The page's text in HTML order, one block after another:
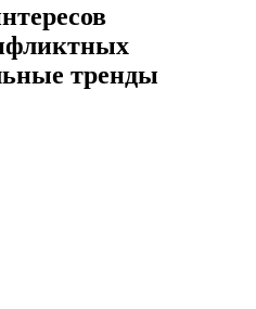
тренды